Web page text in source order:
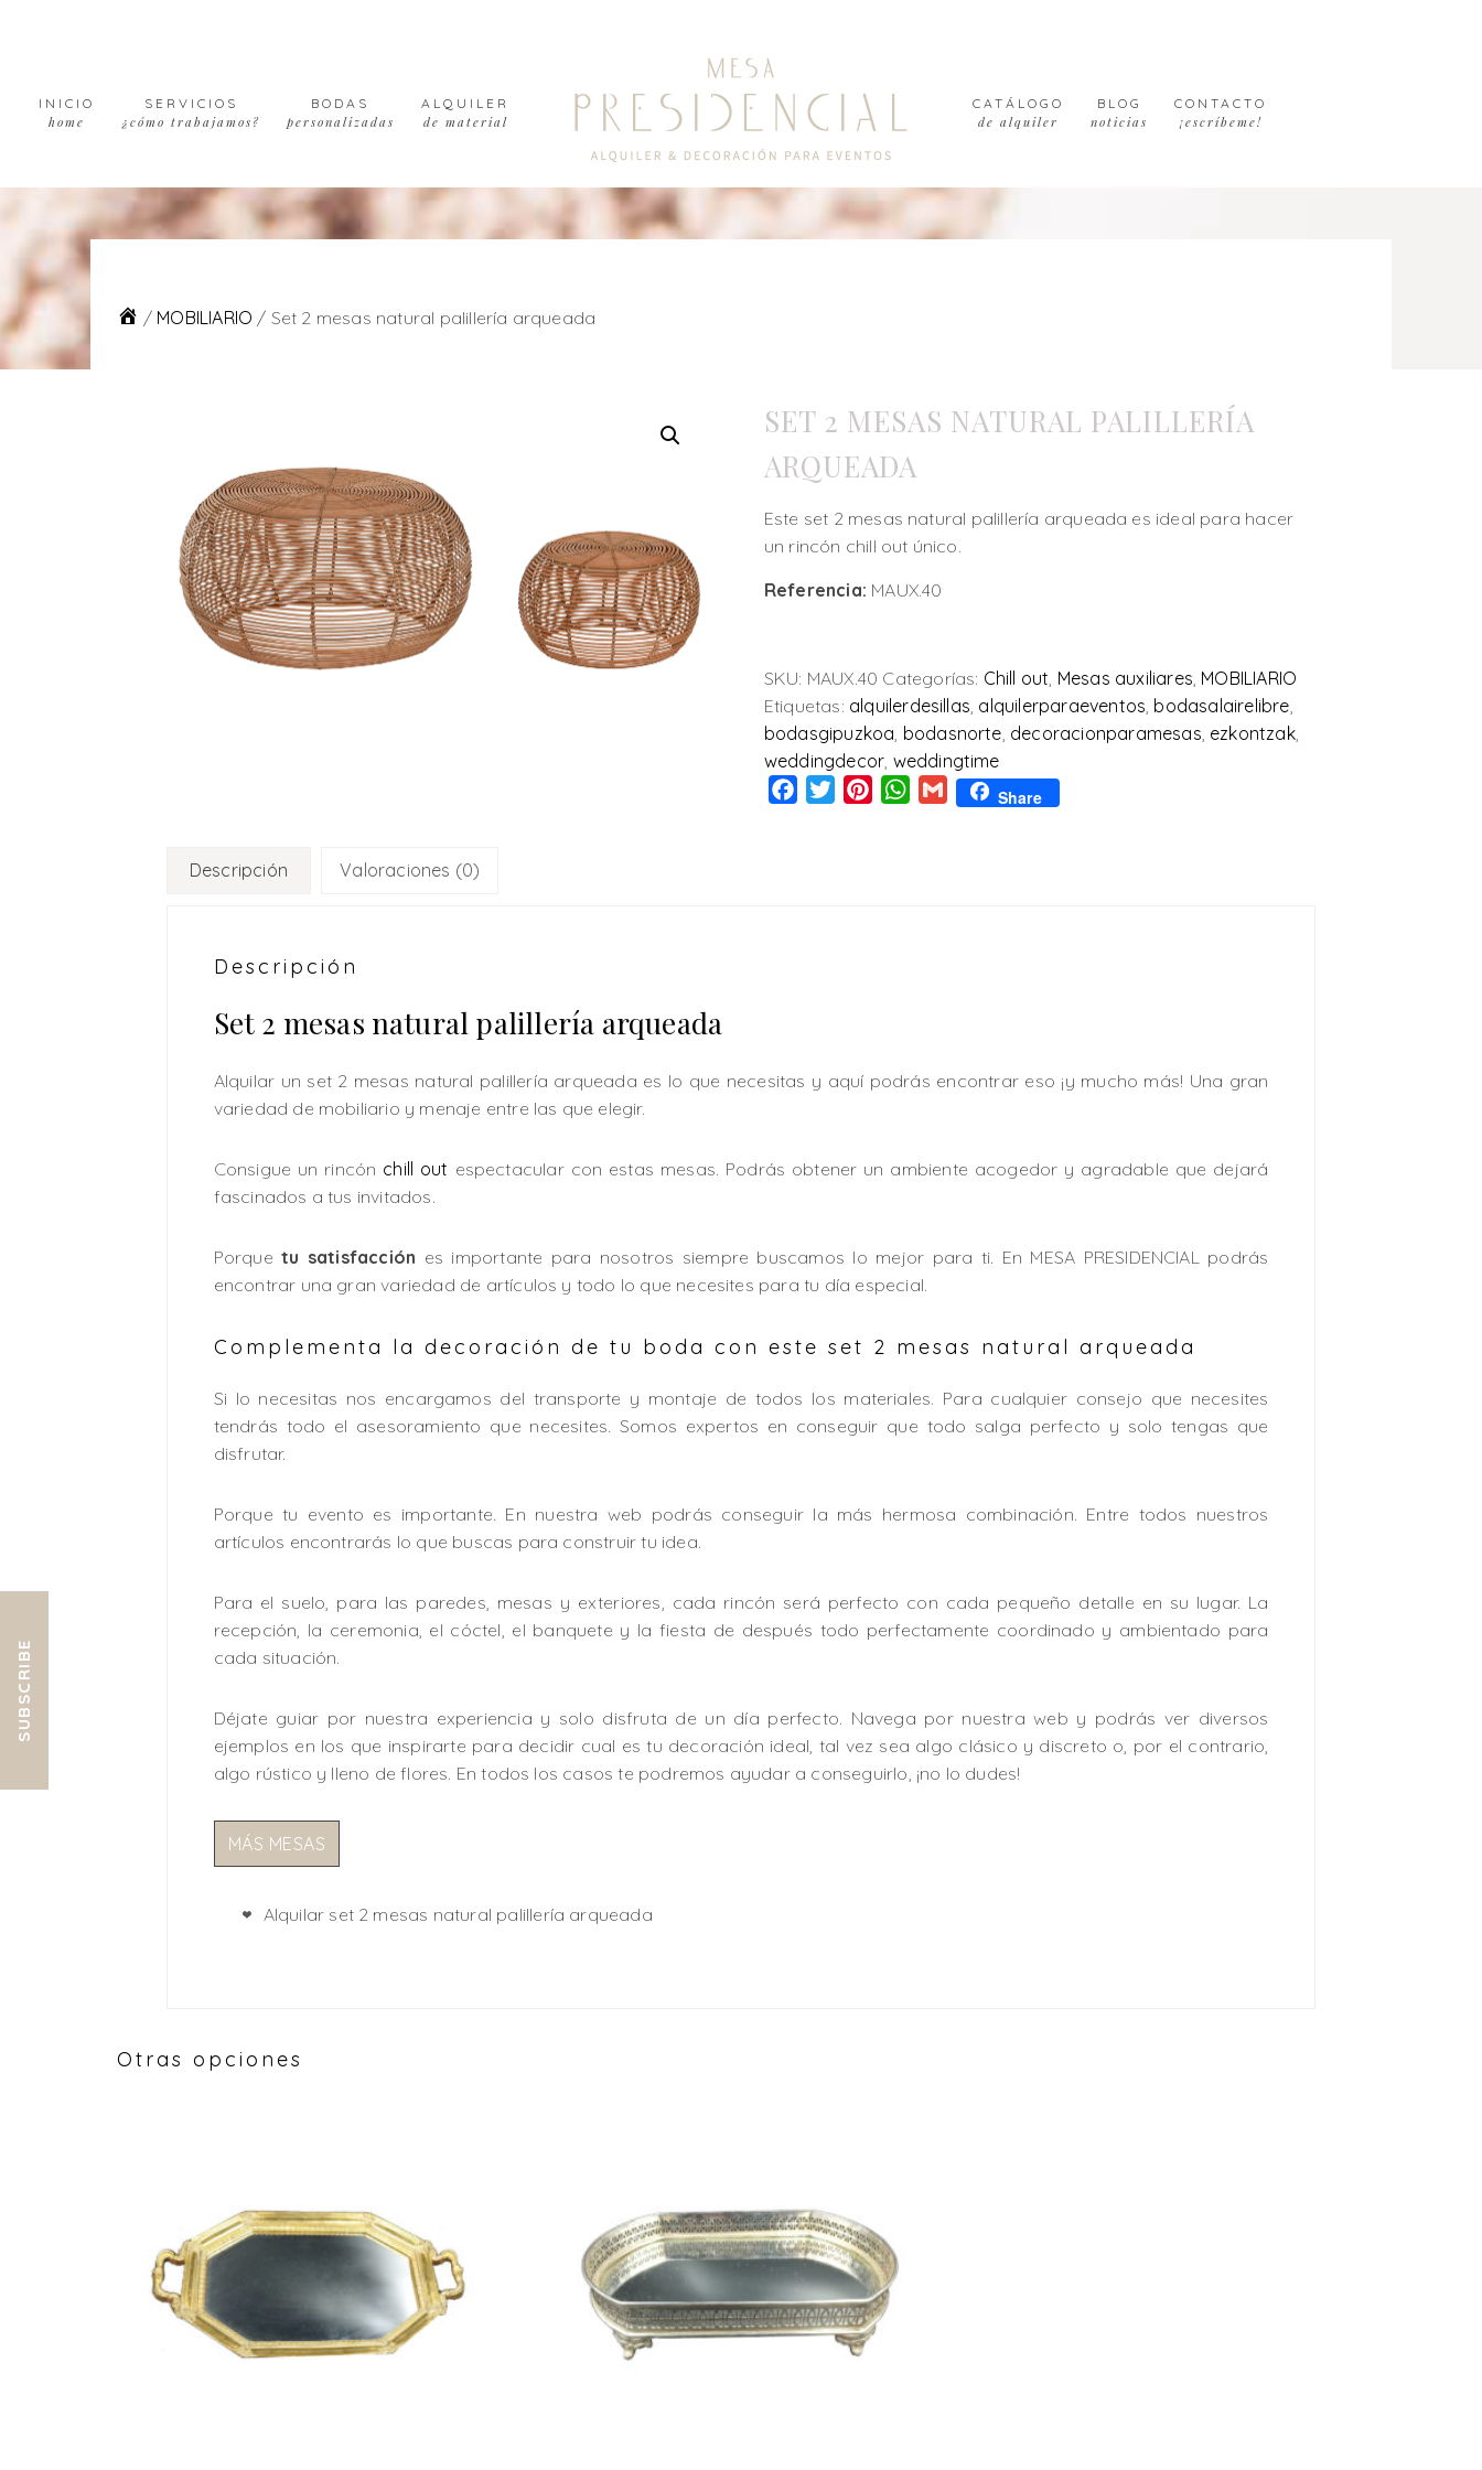
navigation
contentINICIO
home
SERVICIOS
¿cómo trabajamos?
BODAS
personalizadas
ALQUILER
de material
CATÁLOGO
de alquiler
BLOG
noticias
CONTACTO
¡escríbeme!
/ MOBILIARIO / Set 2 mesas natural palillería arqueada
SET 2 MESAS NATURAL PALILLERÍA
ARQUEADA
Este set 2 mesas natural palillería arqueada es ideal para hacer
un rincón chill out único.
Referencia: MAUX.40
SKU: MAUX.40 Categorías: Chill out Mesas auxiliares MOBILIARIO
Etiquetas: alquilerdesillas alquilerparaeventos bodasalairelibre
bodasgipuzkoa bodasnorte decoracionparamesas ezkontzak,
weddingdecor weddingtime
Facebook
TwitterPinterestWhatsApp
Gmail Share
Descripción Valoraciones (0)
Descripción
Set 2 mesas natural palillería arqueada
Alquilar un set 2 mesas natural palillería arqueada es lo que necesitas y aquí podrás encontrar eso ¡y mucho más! Una gran
variedad de mobiliario y menaje entre las que elegir.
Consigue un rincón chill out espectacular con estas mesas. Podrás obtener un ambiente acogedor y agradable que dejará
fascinados a tus invitados.
Porquetu satisfacción es importante para nosotros siempre buscamos lo mejor para ti. En MESA PRESIDENCIAL podrás
encontrar una gran variedad de artículos y todo lo que necesites para tu día especial.
Complementa la decoración de tu boda con este set 2 mesas natural arqueada
Si lo necesitas nos encargamos del transporte y montaje de todos los materiales. Para cualquier consejo que necesites
tendrás todo el asesoramiento que necesites. Somos expertos en conseguir que todo salga perfecto y solo tengas que
disfrutar.
Porque tu evento es importante. En nuestra web podrás conseguir la más hermosa combinación. Entre todos nuestros
artículos encontrarás lo que buscas para construir tu idea.
Para el suelo, para las paredes, mesas y exteriores, cada rincón será perfecto con cada pequeño detalle en su lugar. La
recepción, la ceremonia, el cóctel, el banquete y la fiesta de después todo perfectamente coordinado y ambientado para
cada situación.
Déjate guiar por nuestra experiencia y solo disfruta de un día perfecto. Navega por nuestra web y podrás ver diversos
ejemplos en los que inspirarte para decidir cual es tu decoración ideal, tal vez sea algo clásico y discreto o, por el contrario,
algo rústico y lleno de flores. En todos los casos te podremos ayudar a conseguirlo, ¡no lo dudes!
MÁS MESAS
Alquilar set 2 mesas natural palillería arqueada
Otras opciones
SUBSCRIBE